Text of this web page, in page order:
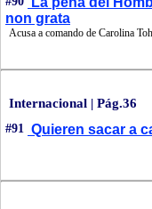
non grata
Acusa a comando de Carolina
Internacional | Pág.36
#91 Quieren sacar a